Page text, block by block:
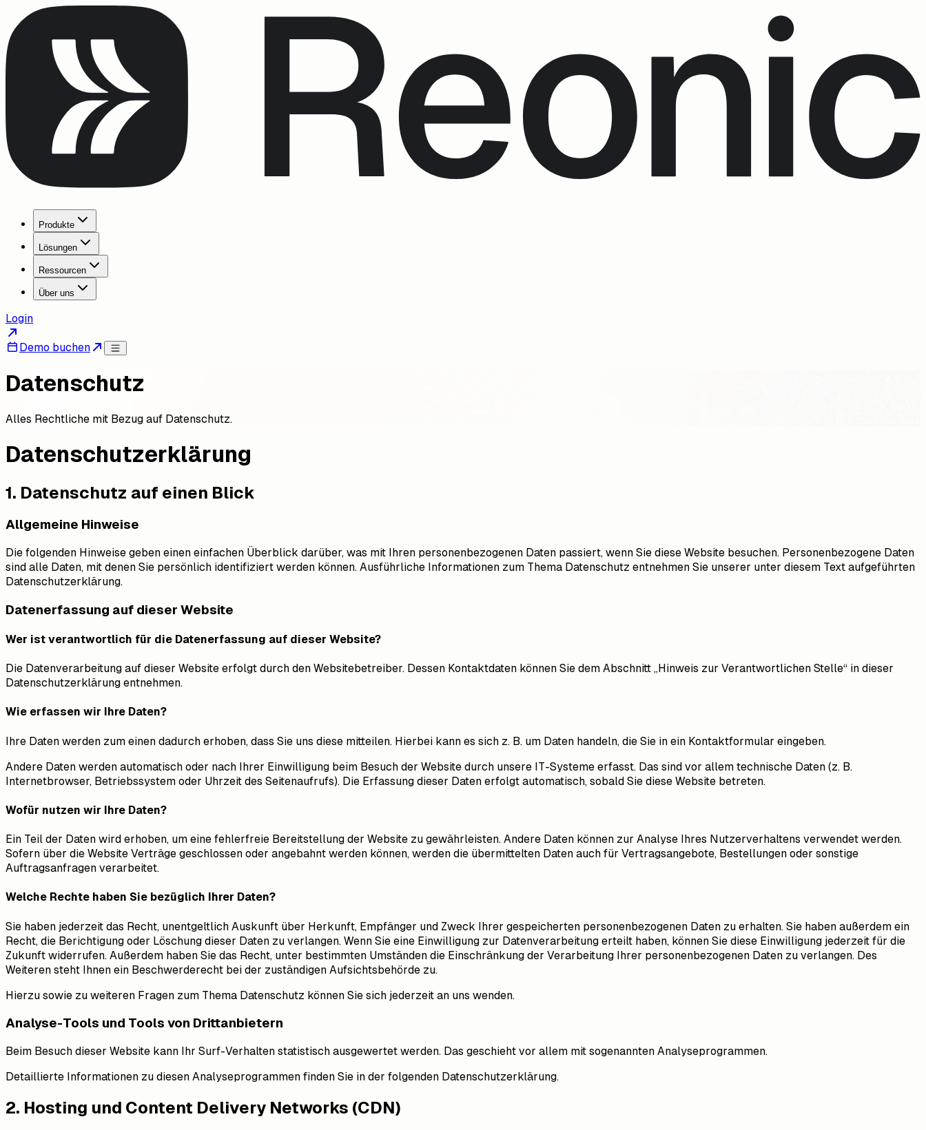
Produkte
Lösungen
Ressourcen
Über uns
Login
Demo buchen
Datenschutz
Alles Rechtliche mit Bezug auf Datenschutz.
Datenschutz­erklärung
1. Datenschutz auf einen Blick
Allgemeine Hinweise
Die folgenden Hinweise geben einen einfachen Überblick darüber, was mit Ihren personenbezogenen Daten passiert, wenn Sie diese Website besuchen. Personenbezogene Daten
sind alle Daten, mit denen Sie persönlich identifiziert werden können. Ausführliche Informationen zum Thema Datenschutz entnehmen Sie unserer unter diesem Text aufgeführten
Datenschutzerklärung.
Datenerfassung auf dieser Website
Wer ist verantwortlich für die Datenerfassung auf dieser Website?
Die Datenverarbeitung auf dieser Website erfolgt durch den Websitebetreiber. Dessen Kontaktdaten können Sie dem Abschnitt „Hinweis zur Verantwortlichen Stelle“ in dieser
Datenschutzerklärung entnehmen.
Wie erfassen wir Ihre Daten?
Ihre Daten werden zum einen dadurch erhoben, dass Sie uns diese mitteilen. Hierbei kann es sich z. B. um Daten handeln, die Sie in ein Kontaktformular eingeben.
Andere Daten werden automatisch oder nach Ihrer Einwilligung beim Besuch der Website durch unsere IT-Systeme erfasst. Das sind vor allem technische Daten (z. B.
Internetbrowser, Betriebssystem oder Uhrzeit des Seitenaufrufs). Die Erfassung dieser Daten erfolgt automatisch, sobald Sie diese Website betreten.
Wofür nutzen wir Ihre Daten?
Ein Teil der Daten wird erhoben, um eine fehlerfreie Bereitstellung der Website zu gewährleisten. Andere Daten können zur Analyse Ihres Nutzerverhaltens verwendet werden.
Sofern über die Website Verträge geschlossen oder angebahnt werden können, werden die übermittelten Daten auch für Vertragsangebote, Bestellungen oder sonstige
Auftragsanfragen verarbeitet.
Welche Rechte haben Sie bezüglich Ihrer Daten?
Sie haben jederzeit das Recht, unentgeltlich Auskunft über Herkunft, Empfänger und Zweck Ihrer gespeicherten personenbezogenen Daten zu erhalten. Sie haben außerdem ein
Recht, die Berichtigung oder Löschung dieser Daten zu verlangen. Wenn Sie eine Einwilligung zur Datenverarbeitung erteilt haben, können Sie diese Einwilligung jederzeit für die
Zukunft widerrufen. Außerdem haben Sie das Recht, unter bestimmten Umständen die Einschränkung der Verarbeitung Ihrer personenbezogenen Daten zu verlangen. Des
Weiteren steht Ihnen ein Beschwerderecht bei der zuständigen Aufsichtsbehörde zu.
Hierzu sowie zu weiteren Fragen zum Thema Datenschutz können Sie sich jederzeit an uns wenden.
Analyse-Tools und Tools von Dritt­anbietern
Beim Besuch dieser Website kann Ihr Surf-Verhalten statistisch ausgewertet werden. Das geschieht vor allem mit sogenannten Analyseprogrammen.
Detaillierte Informationen zu diesen Analyseprogrammen finden Sie in der folgenden Datenschutzerklärung.
2. Hosting und Content Delivery Networks (CDN)